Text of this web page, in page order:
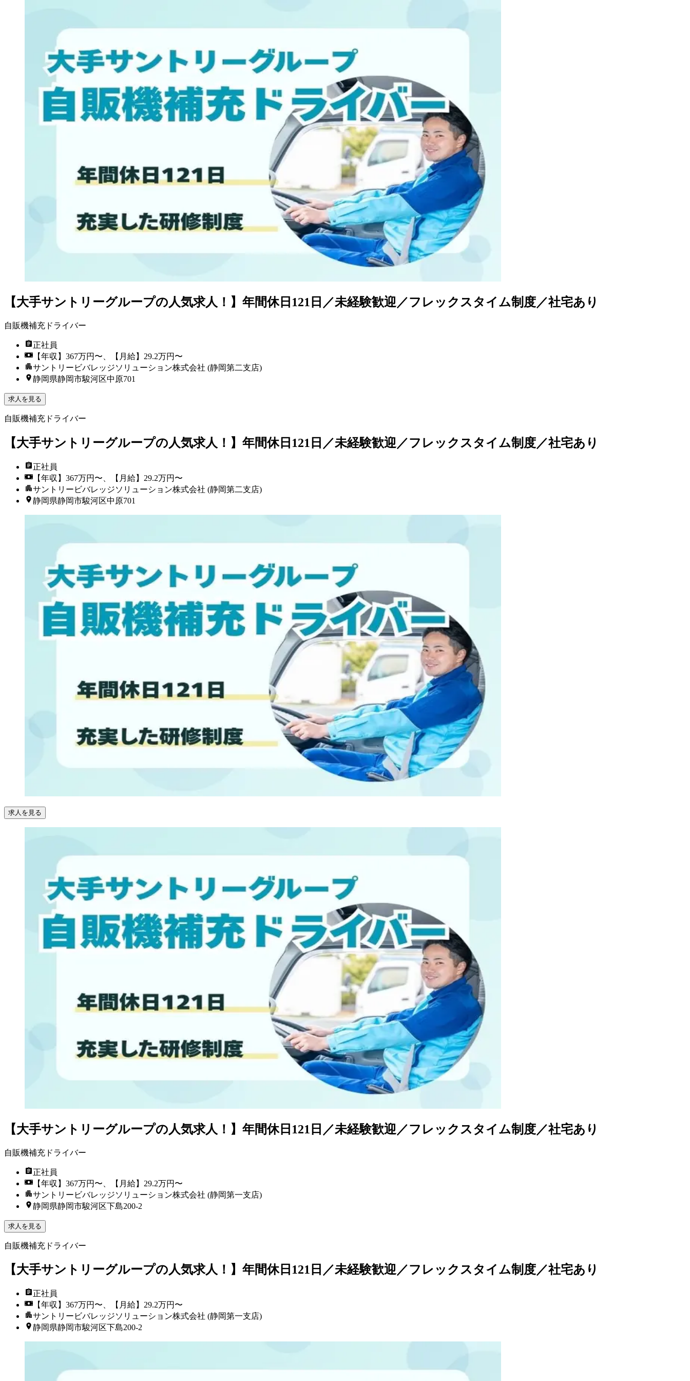
【大手サントリーグループの人気求人！】年間休日121日／未経験歓迎／フレックスタイム制度／社宅あり
自販機補充ドライバー
正社員
【年収】367万円〜、【月給】29.2万円〜
サントリービバレッジソリューション株式会社 (静岡第二支店)
静岡県静岡市駿河区中原701
求人を見る
自販機補充ドライバー
【大手サントリーグループの人気求人！】年間休日121日／未経験歓迎／フレックスタイム制度／社宅あり
正社員
【年収】367万円〜、【月給】29.2万円〜
サントリービバレッジソリューション株式会社 (静岡第二支店)
静岡県静岡市駿河区中原701
求人を見る
【大手サントリーグループの人気求人！】年間休日121日／未経験歓迎／フレックスタイム制度／社宅あり
自販機補充ドライバー
正社員
【年収】367万円〜、【月給】29.2万円〜
サントリービバレッジソリューション株式会社 (静岡第一支店)
静岡県静岡市駿河区下島200-2
求人を見る
自販機補充ドライバー
【大手サントリーグループの人気求人！】年間休日121日／未経験歓迎／フレックスタイム制度／社宅あり
正社員
【年収】367万円〜、【月給】29.2万円〜
サントリービバレッジソリューション株式会社 (静岡第一支店)
静岡県静岡市駿河区下島200-2